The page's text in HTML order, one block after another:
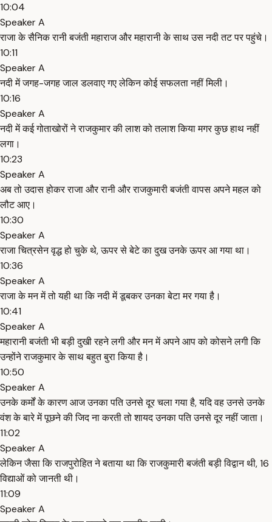
10:04
Speaker A
राजा के सैनिक रानी बजंती महाराज और महारानी के साथ उस नदी तट पर पहुंचे।
10:11
Speaker A
नदी में जगह-जगह जाल डलवाए गए लेकिन कोई सफलता नहीं मिली।
10:16
Speaker A
नदी में कई गोताखोरों ने राजकुमार की लाश को तलाश किया मगर कुछ हाथ नहीं
लगा।
10:23
Speaker A
अब तो उदास होकर राजा और रानी और राजकुमारी बजंती वापस अपने महल को
लौट आए।
10:30
Speaker A
राजा चित्रसेन वृद्ध हो चुके थे, ऊपर से बेटे का दुख उनके ऊपर आ गया था।
10:36
Speaker A
राजा के मन में तो यही था कि नदी में डूबकर उनका बेटा मर गया है।
10:41
Speaker A
महारानी बजंती भी बड़ी दुखी रहने लगी और मन में अपने आप को कोसने लगी कि
उन्होंने राजकुमार के साथ बहुत बुरा किया है।
10:50
Speaker A
उनके कर्मों के कारण आज उनका पति उनसे दूर चला गया है, यदि वह उनसे उनके
वंश के बारे में पूछने की जिद ना करती तो शायद उनका पति उनसे दूर नहीं जाता।
11:02
Speaker A
लेकिन जैसा कि राजपुरोहित ने बताया था कि राजकुमारी बजंती बड़ी विद्वान थी, 16
विद्याओं को जानती थी।
11:09
Speaker A